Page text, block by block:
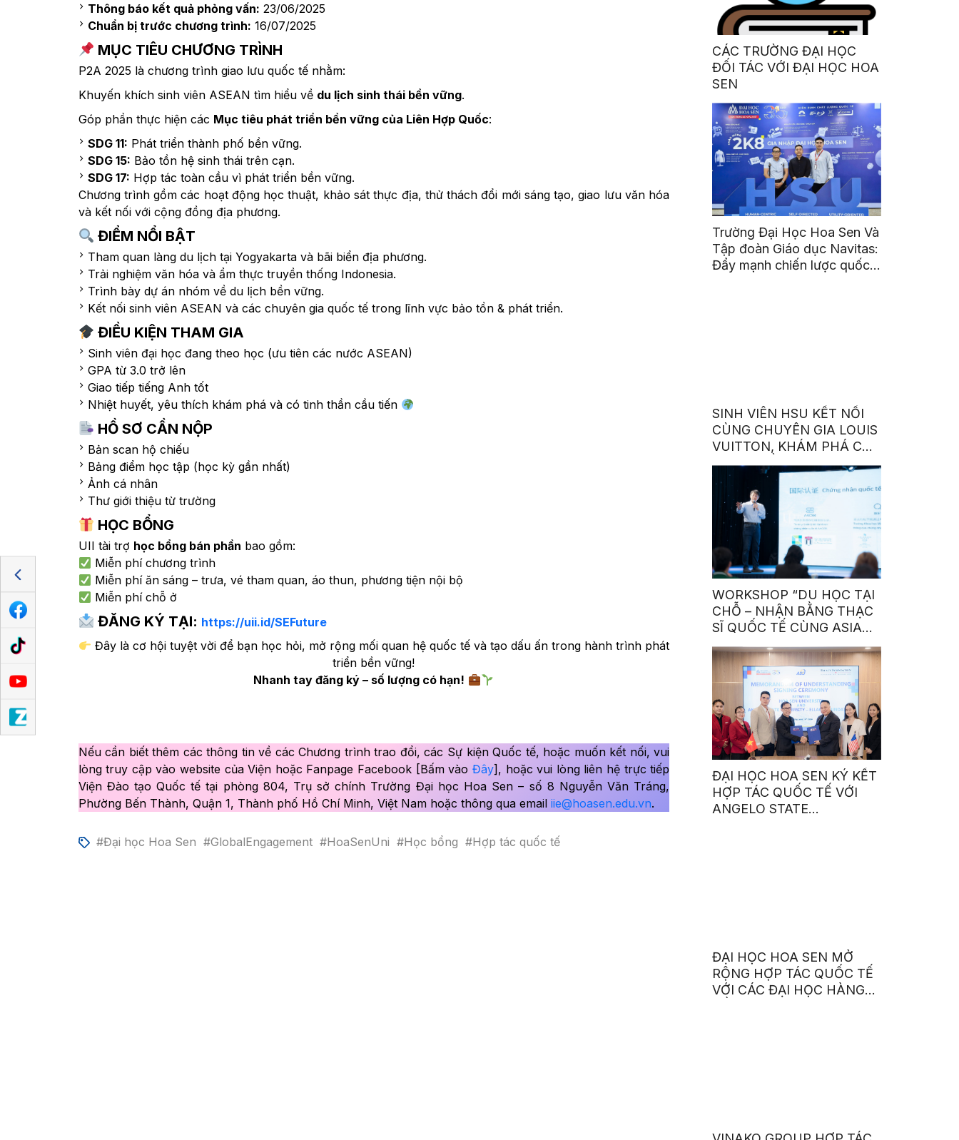
Thông báo kết quả phỏng vấn: 23/06/2025
Chuẩn bị trước chương trình: 16/07/2025
MỤC TIÊU CHƯƠNG TRÌNH
P2A 2025 là chương trình giao lưu quốc tế nhằm:
Khuyến khích sinh viên ASEAN tìm hiểu về du lịch sinh thái bền vững.
Góp phần thực hiện các Mục tiêu phát triển bền vững của Liên Hợp Quốc:
SDG 11: Phát triển thành phố bền vững.
SDG 15: Bảo tồn hệ sinh thái trên cạn.
SDG 17: Hợp tác toàn cầu vì phát triển bền vững.
Chương trình gồm các hoạt động học thuật, khảo sát thực địa, thử thách đổi mới sáng tạo, giao lưu văn hóa
và kết nối với cộng đồng địa phương.
ĐIỂM NỔI BẬT
Tham quan làng du lịch tại Yogyakarta và bãi biển địa phương.
Trải nghiệm văn hóa và ẩm thực truyền thống Indonesia.
Trình bày dự án nhóm về du lịch bền vững.
Kết nối sinh viên ASEAN và các chuyên gia quốc tế trong lĩnh vực bảo tồn & phát triển.
ĐIỀU KIỆN THAM GIA
Sinh viên đại học đang theo học (ưu tiên các nước ASEAN)
GPA từ 3.0 trở lên
Giao tiếp tiếng Anh tốt
Nhiệt huyết, yêu thích khám phá và có tinh thần cầu tiến
HỒ SƠ CẦN NỘP
Bản scan hộ chiếu
Bảng điểm học tập (học kỳ gần nhất)
Ảnh cá nhân
Thư giới thiệu từ trường
HỌC BỔNG
UII tài trợ học bổng bán phần bao gồm:
Miễn phí chương trình
Miễn phí ăn sáng – trưa, vé tham quan, áo thun, phương tiện nội bộ
Miễn phí chỗ ở
ĐĂNG KÝ TẠI: https://uii.id/SEFuture
Đây là cơ hội tuyệt vời để bạn học hỏi, mở rộng mối quan hệ quốc tế và tạo dấu ấn trong hành trình phát
triển bền vững!
Nhanh tay đăng ký – số lượng có hạn!
Nếu cần biết thêm các thông tin về các Chương trình trao đổi, các Sự kiện Quốc tế, hoặc muốn kết nối, vui
lòng truy cập vào website của Viện hoặc Fanpage Facebook [Bấm vào Đây], hoặc vui lòng liên hệ trực tiếp
Viện Đào tạo Quốc tế tại phòng 804, Trụ sở chính Trường Đại học Hoa Sen – số 8 Nguyễn Văn Tráng,
Phường Bến Thành, Quận 1, Thành phố Hồ Chí Minh, Việt Nam hoặc thông qua email iie@hoasen.edu.vn.
#Đại học Hoa Sen #GlobalEngagement #HoaSenUni #Học bổng #Hợp tác quốc tế
CÁC TRƯỜNG ĐẠI HỌC
ĐỐI TÁC VỚI ĐẠI HỌC HOA
SEN
Trường Đại Học Hoa Sen Và
Tập đoàn Giáo dục Navitas:
Đẩy mạnh chiến lược quốc
SINH VIÊN HSU KẾT NỐI
CÙNG CHUYÊN GIA LOUIS
VUITTON, KHÁM PHÁ CƠ
HỘI NGHỀ NGHIỆP TẠI
THƯƠNG HIỆU THỜI
TRANG HÀNG ĐẦU
WORKSHOP “DU HỌC TẠI
CHỖ – NHẬN BẰNG THẠC
SĨ QUỐC TẾ CÙNG ASIA
UNIVERSITY”
ĐẠI HỌC HOA SEN KÝ KẾT
HỢP TÁC QUỐC TẾ VỚI
ANGELO STATE
ĐẠI HỌC HOA SEN MỞ
RỘNG HỢP TÁC QUỐC TẾ
VỚI CÁC ĐẠI HỌC HÀNG